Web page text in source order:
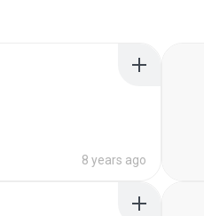
8 years ago